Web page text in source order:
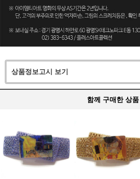
상품정보고시 보기
함께 구매한 상품